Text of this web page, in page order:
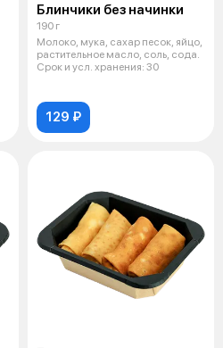
Блинчики без начинки
190 г
Молоко, мука, сахар песок, яйцо,
растительное масло, соль, сода.
Срок и усл. хранения: 30
129 ₽